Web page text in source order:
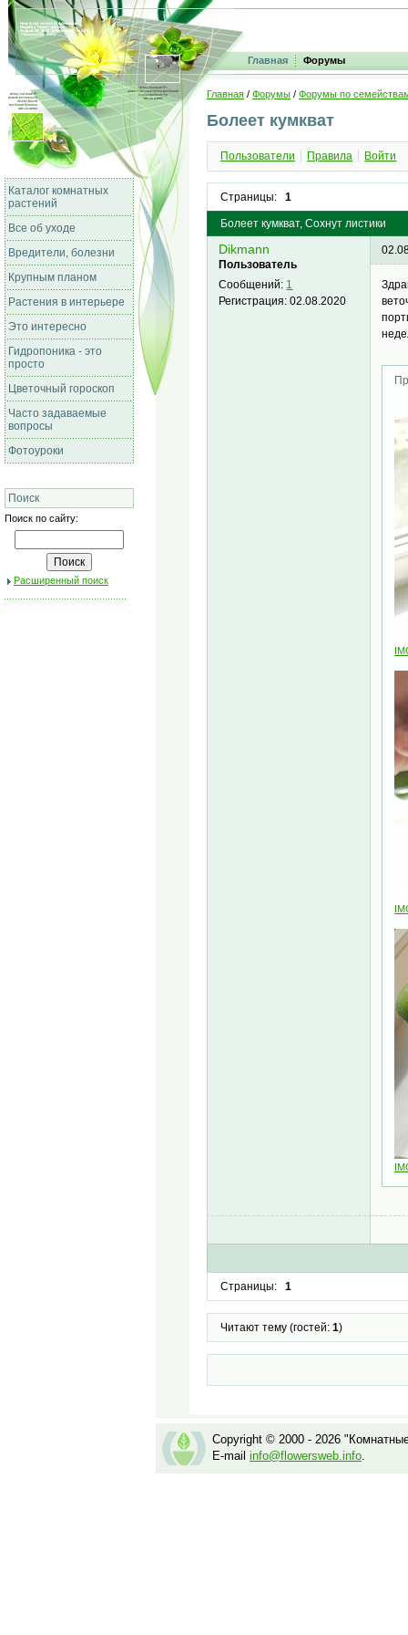
Главная Форумы
Каталог комнатных
растений
Все об уходе
Вредители, болезни
Крупным планом
Растения в интерьере
Это интересно
Гидропоника - это
просто
Цветочный гороскоп
Часто задаваемые
вопросы
Фотоуроки
Поиск
Поиск по сайту:
Расширенный поиск
Главная / Форумы / Форумы по
Болеет кумкват
Пользователи Правила Войти
Страницы: 1
Болеет кумкват, Сохнут листики
Dikmann
Пользователь
Сообщений: 1
Регистрация:02.08.2020
Страницы: 1
Читают тему (гостей: 1)
Copyright © 2000 - 2026
E-mail info@flowersweb.info.